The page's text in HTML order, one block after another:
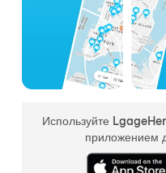
Используйте
приложением